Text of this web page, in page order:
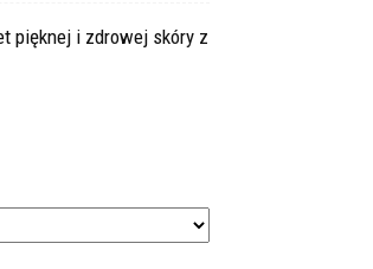
pięknej i zdrowej skóry z